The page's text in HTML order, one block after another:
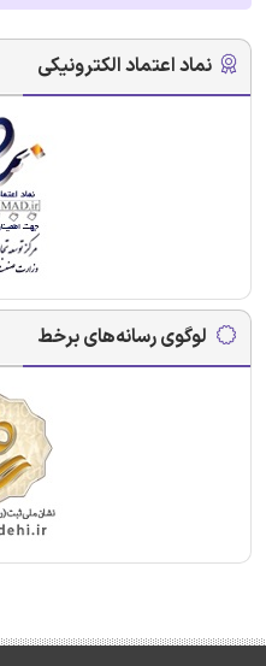
نماد اعتماد الکترونیکی
لوگوی رسانه‌های برخط